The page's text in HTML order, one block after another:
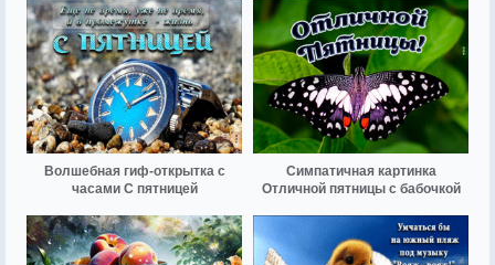
Волшебная гиф-открытка с
часами С пятницей
Симпатичная картинка
Отличной пятницы с бабочкой